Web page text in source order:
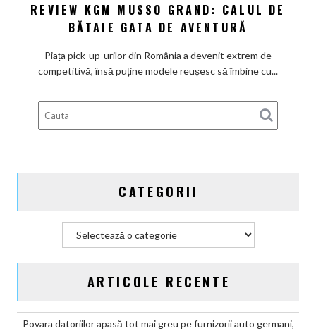
Review
Grand:
Calul
bătaie
gata
de
REVIEW KGM MUSSO GRAND: CALUL DE
BĂTAIE GATA DE AVENTURĂ
Piața pick-up-urilor din România a devenit extrem de
competitivă, însă puține modele reușesc să îmbine cu...
CATEGORII
ARTICOLE RECENTE
Povara datoriilor apasă tot mai greu pe furnizorii auto germani,